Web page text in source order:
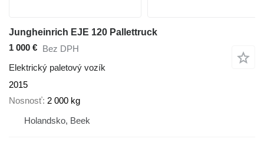
Jungheinrich EJE 120 Pallettruck
1 000 € Bez DPH
Elektrický paletový vozík
2015
Nosnosť 2 000 kg
Holandsko, Beek